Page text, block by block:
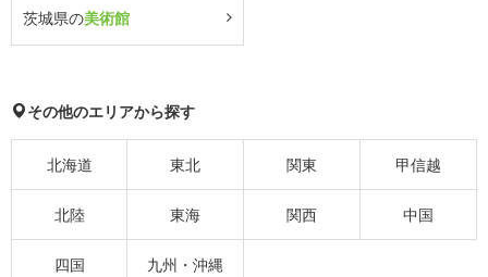
茨城県の美術館
その他のエリアから探す
北海道 東北 関東 甲信越
北陸 東海 関西 中国
四国 九州・沖縄